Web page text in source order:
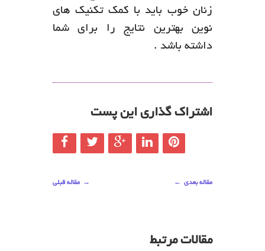
زنان خوب باید با کمک تکنیک های
نوین بهترین نتایج را برای شما
داشته باشد .
اشتراک گذاری این پست
→ مقاله قبلی مقاله بعدی ←
مقالات مرتبط